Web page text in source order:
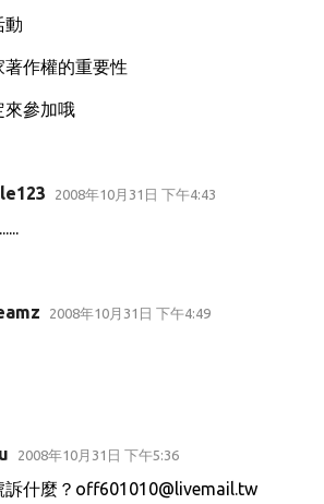
動
著作權的重要性
來參加哦
2008年10月31日 下午4:43
2008年10月31日 下午4:49
2008年10月31日 下午5:36
訴什麼？off601010@livemail.tw